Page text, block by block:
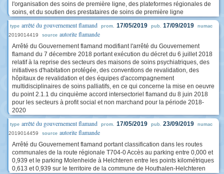
l'organisation des soins de première ligne, des plateformes régionales de
soins, et du soutien des prestataires de soins de première ligne
type arrêté du gouvernement flamand prom. 17/05/2019 pub. 17/09/2019 numac
2019014419 source autorite flamande
Arrêté du Gouvernement flamand modifiant l'arrêté du Gouvernement
flamand du 7 décembre 2018 portant exécution du décret du 6 juillet 2018
relatif à la reprise des secteurs des maisons de soins psychiatriques, des
initiatives d'habitation protégée, des conventions de revalidation, des
hôpitaux de revalidation et des équipes d'accompagnement
multidisciplinaires de soins palliatifs, en ce qui concerne la mise en oeuvre
du point 2.1.1 du cinquième accord intersectoriel flamand du 8 juin 2018
pour les secteurs à profit social et non marchand pour la période 2018-
2020
type arrêté du gouvernement flamand prom. 17/05/2019 pub. 23/09/2019 numac
2019014459 source autorite flamande
Arrêté du Gouvernement flamand portant classification dans les routes
communales de la route régionale T704-0 Accès au parking entre 0,000 et
0,939 et le parking Molenheide à Helchteren entre les points kilométriques
0,613 et 0,939 sur le territoire de la commune de Houthalen-Helchteren